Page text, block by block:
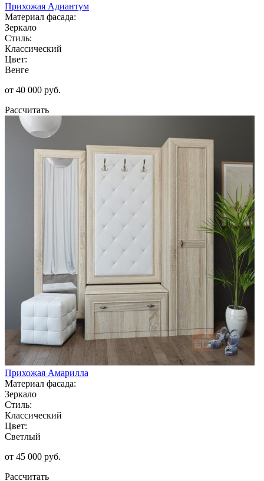
Прихожая Адиантум
Материал фасада:
Зеркало
Стиль:
Классический
Цвет:
Венге
от 40 000 руб.
Рассчитать
Прихожая Амарилла
Материал фасада:
Зеркало
Стиль:
Классический
Цвет:
Светлый
от 45 000 руб.
Рассчитать